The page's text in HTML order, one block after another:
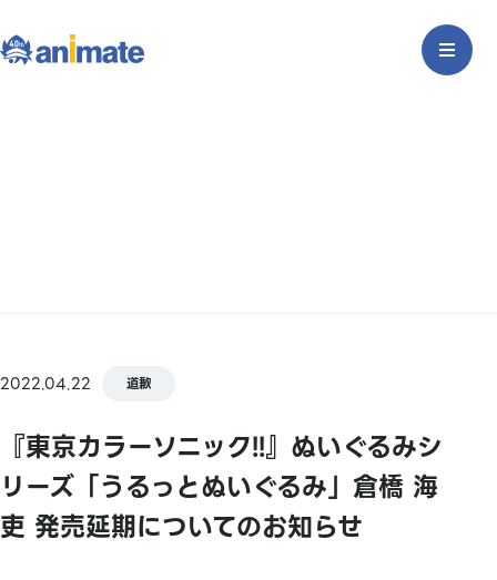
2022.04.22 道歉
『東京カラーソニック!!』ぬいぐるみシ
リーズ「うるっとぬいぐるみ」倉橋 海
吏 発売延期についてのお知らせ